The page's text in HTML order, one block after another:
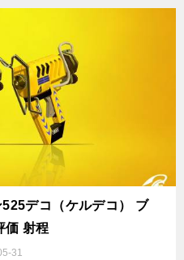
デコ（ケルデコ） ブ
価 射程
31